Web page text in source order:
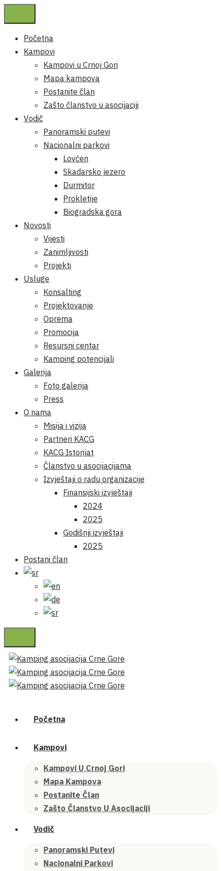
Početna
Kampovi
Kampovi u Crnoj Gori
Mapa kampova
Postanite član
Zašto članstvo u asocijaciji
Vodič
Panoramski putevi
Nacionalni parkovi
Lovćen
Skadarsko jezero
Durmitor
Prokletije
Biogradska gora
Novosti
Vijesti
Zanimljivosti
Projekti
Usluge
Konsalting
Projektovanje
Oprema
Promocija
Resursni centar
Kamping potencijali
Galerija
Foto galerija
Press
O nama
Misija i vizija
Partneri KACG
KACG Istorijat
Članstvo u asocijacijama
Izvještaji o radu organizacije
Finansijski izvještaji
2024
2025
Godišnji izvještaji
2025
Postani član
Početna
Kampovi
Kampovi U Crnoj Gori
Mapa Kampova
Postanite Član
Zašto Članstvo U Asocijaciji
Vodič
Panoramski Putevi
Nacionalni Parkovi